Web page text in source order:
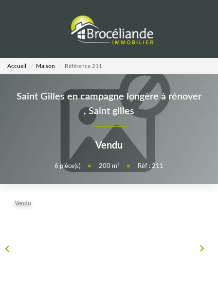
LOCATIONS
ESTIMATION
AGENCE
Accueil Maison Référence 211
Saint Gilles en campagne longère à rénover
, Saint gilles
Vendu
6 pièce(s) • 200 m² • Réf : 211
Vendu